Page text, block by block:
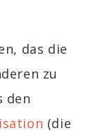
das die
zu
den
(die